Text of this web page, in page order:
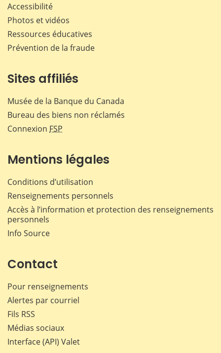
Accessibilité
Photos et vidéos
Ressources éducatives
Prévention de la fraude
Sites affiliés
Musée de la Banque du Canada
Bureau des biens non réclamés
Connexion FSP
Mentions légales
Conditions d’utilisation
Renseignements personnels
Accès à l’information et protection des renseignements
personnels
Info Source
Contact
Pour renseignements
Alertes par courriel
Fils RSS
Médias sociaux
Interface (API) Valet